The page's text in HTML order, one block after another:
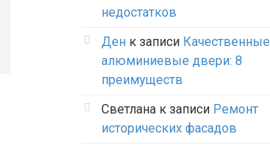
недостатков
Ден к записи Качественные
алюминиевые двери: 8
преимуществ
Светлана к записи Ремонт
исторических фасадов